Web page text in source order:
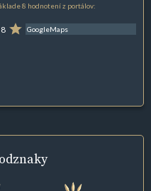
8 hodnotení z portálov:
8 GoogleMaps
odznaky